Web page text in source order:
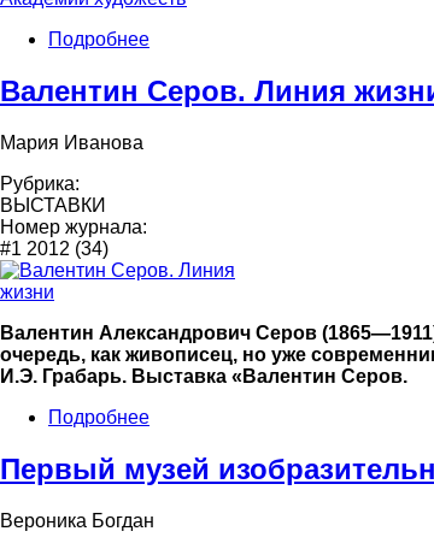
Подробнее
Валентин Серов. Линия
Мария Иванова
Рубрика:
ВЫСТАВКИ
Номер журнала:
#1 2012 (34)
Валентин Александрович Серов
очередь, как живописец, но уже
И.Э. Грабарь. Выставка «Валентин Серов.
Подробнее
Первый музей
Вероника Богдан